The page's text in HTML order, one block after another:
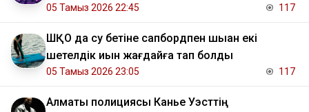
05 Тамыз 2026 22:45 117
ШҚО да су бетіне сапбордпен шыққан екі
шетелдік қиын жағдайға тап болды
05 Тамыз 2026 23:05 117
Алматы полициясы Канье Уэсттің